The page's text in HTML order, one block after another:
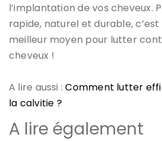
l’implantation de vos cheveux.
rapide, naturel et durable, c’est
meilleur moyen pour lutter
cheveux !
A lire aussi :Comment lutter
la calvitie ?
A lire également